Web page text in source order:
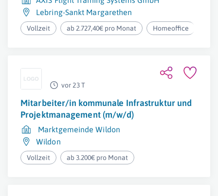
Lebring-Sankt Margarethen
Vollzeit ab 2.727,40€ pro Monat Homeoffice
vor 23 T
Mitarbeiter/in kommunale Infrastruktur und
Projektmanagement (m/w/d)
Marktgemeinde Wildon
Wildon
Vollzeit ab 3.200€ pro Monat